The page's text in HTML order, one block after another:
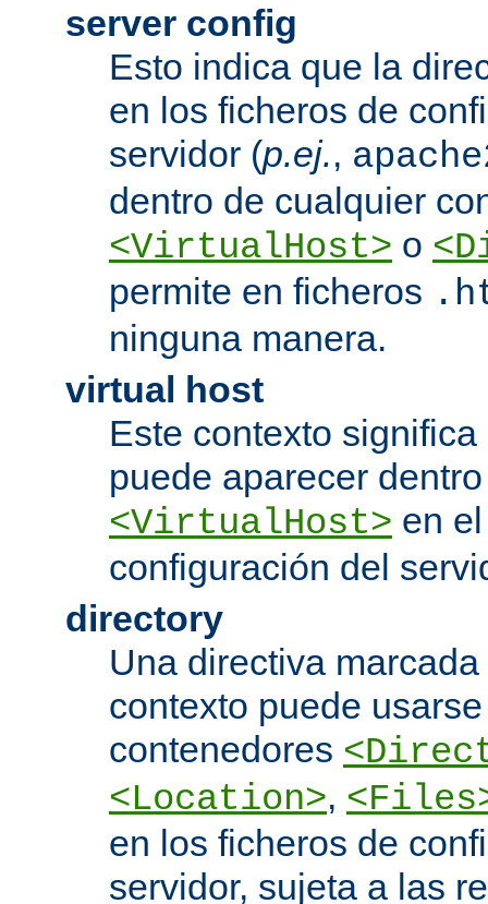
server config
Esto indica que la
en los ficheros de
servidor (p.ej.,
dentro de cualquier
<VirtualHost> o
permite en ficheros
ninguna manera.
virtual host
Este contexto
puede aparecer
<VirtualHost> en
configuración del
directory
Una directiva
contexto puede
contenedores
<Location>,
en los ficheros de
servidor, sujeta a las